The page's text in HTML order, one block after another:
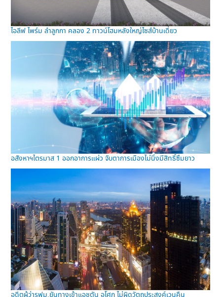
ไอลีฟ ไพร์ม ลำลูกกา คลอง 2 ทาวน์โฮมหลังใหญ่ไซส์บ้านเดี่ยว
อสังหาฯไตรมาส 1 ออกอาการแผ่ว จับตาการเมืองไม่นิ่งมีสิทธิ์ซึมยาว